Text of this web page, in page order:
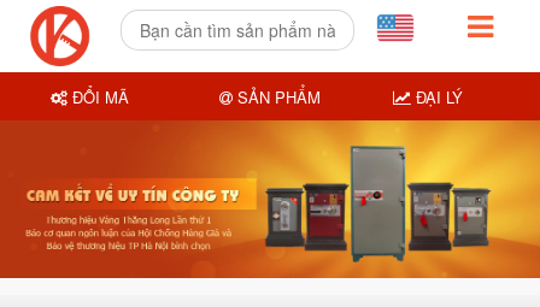
ĐỔI MÃ SẢN PHẨM ĐẠI LÝ